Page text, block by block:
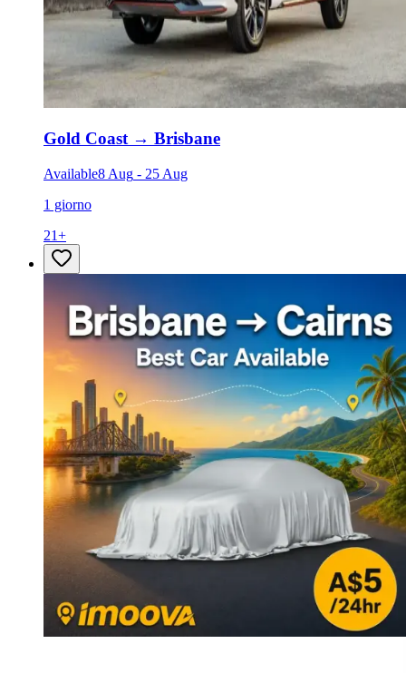
Gold Coast→ Brisbane
Available8 Aug - 25 Aug
1 giorno
21+